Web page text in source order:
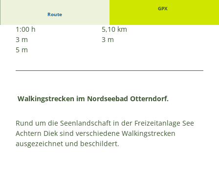
Route
GPX
1:00 h
5,10 km
3 m
3 m
5 m
Walkingstrecken im Nordseebad Otterndorf.
Rund um die Seenlandschaft in der Freizeitanlage See
Achtern Diek sind verschiedene Walkingstrecken
ausgezeichnet und beschildert.